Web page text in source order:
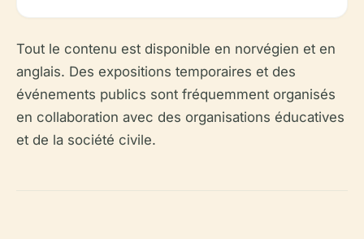
Tout le contenu est disponible en norvégien et en
anglais. Des expositions temporaires et des
événements publics sont fréquemment organisés
en collaboration avec des organisations éducatives
et de la société civile.